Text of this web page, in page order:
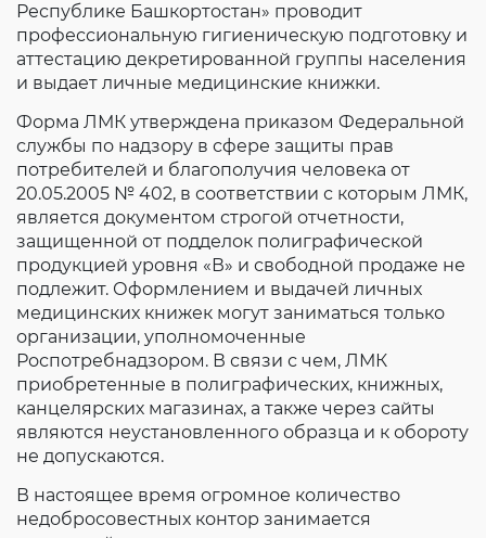
Республике Башкортостан» проводит
профессиональную гигиеническую подготовку и
аттестацию декретированной группы населения
и выдает личные медицинские книжки.
Форма ЛМК утверждена приказом Федеральной
службы по надзору в сфере защиты прав
потребителей и благополучия человека от
20.05.2005 № 402, в соответствии с которым ЛМК,
является документом строгой отчетности,
защищенной от подделок полиграфической
продукцией уровня «В» и свободной продаже не
подлежит. Оформлением и выдачей личных
медицинских книжек могут заниматься только
организации, уполномоченные
Роспотребнадзором. В связи с чем, ЛМК
приобретенные в полиграфических, книжных,
канцелярских магазинах, а также через сайты
являются неустановленного образца и к обороту
не допускаются.
В настоящее время огромное количество
недобросовестных контор занимается